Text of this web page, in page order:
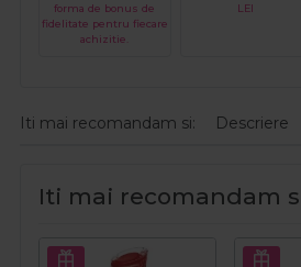
forma de bonus de
fidelitate pentru fiecare
achizitie.
LEI
Iti mai recomandam si: Descriere
Iti mai recomandam